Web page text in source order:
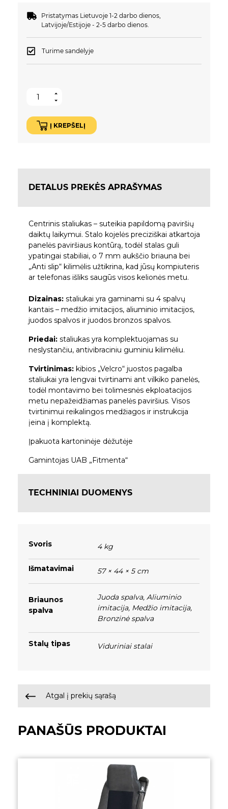
Pristatymas Lietuvoje 1-2 darbo dienos,
Latvijoje/Estijoje - 2-5 darbo dienos.
Turime sandėlyje
Į KREPŠELĮ
DETALUS PREKĖS APRAŠYMAS
Centrinis staliukas – suteikia papildomą paviršių
daiktų laikymui. Stalo kojelės preciziškai atkartoja
panelės paviršiaus kontūrą, todėl stalas guli
ypatingai stabiliai, o 7 mm aukščio briauna bei
„Anti slip“ kilimėlis užtikrina, kad jūsų kompiuteris
ar telefonas išliks saugūs visos kelionės metu.
Dizainas: staliukai yra gaminami su 4 spalvų
kantais – medžio imitacijos, aliuminio imitacijos,
juodos spalvos ir juodos bronzos spalvos.
Priedai: staliukas yra komplektuojamas su
neslystančiu, antivibraciniu guminiu kilimėliu.
Tvirtinimas: kibios „Velcro“ juostos pagalba
staliukai yra lengvai tvirtinami ant vilkiko panelės,
todėl montavimo bei tolimesnės ekploatacijos
metu nepažeidžiamas panelės paviršius. Visos
tvirtinimui reikalingos medžiagos ir instrukcija
įeina į komplektą.
Įpakuota kartoninėje dėžutėje
Gamintojas UAB „Fitmenta“
TECHNINIAI DUOMENYS
Svoris 4 kg
Išmatavimai 57 × 44 × 5 cm
Briaunos
spalva
Juoda spalva, Aliuminio
imitacija, Medžio imitacija,
Bronzinė spalva
Stalų tipas Viduriniai stalai
Atgal į prekių sąrašą
PANAŠŪS PRODUKTAI